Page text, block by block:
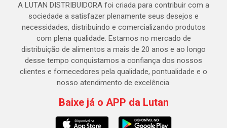
A LUTAN DISTRIBUIDORA foi criada para contribuir com a
sociedade a satisfazer plenamente seus desejos e
necessidades, distribuindo e comercializando produtos
com plena qualidade. Estamos no mercado de
distribuição de alimentos a mais de 20 anos e ao longo
desse tempo conquistamos a confiança dos nossos
clientes e fornecedores pela qualidade, pontualidade e o
nosso atendimento de excelência.
Baixe já o APP da Lutan